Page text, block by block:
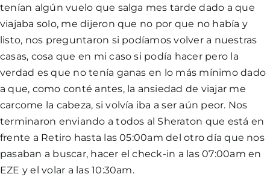
tenían algún vuelo que salga mes tarde dado a que
viajaba solo, me dijeron que no por que no había y
listo, nos preguntaron si podíamos volver a nuestras
casas, cosa que en mi caso si podía hacer pero la
verdad es que no tenía ganas en lo más mínimo dado
a que, como conté antes, la ansiedad de viajar me
carcome la cabeza, si volvía iba a ser aún peor. Nos
terminaron enviando a todos al Sheraton que está en
frente a Retiro hasta las 05:00am del otro día que nos
pasaban a buscar, hacer el check-in a las 07:00am en
EZE y el volar a las 10:30am.